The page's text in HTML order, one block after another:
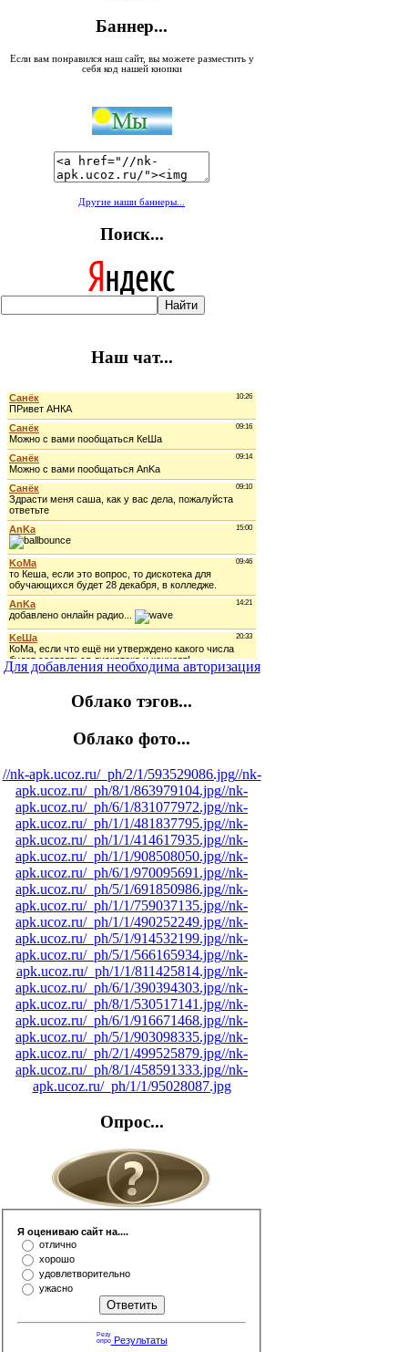
Баннер...
Если вам понравился наш сайт, вы можете разместить у
себя код нашей кнопки
Другие наши баннеры...
Поиск...
Наш чат...
Для добавления необходима авторизация
Облако тэгов...
Облако фото...
//nk-apk.ucoz.ru/_ph/2/1/593529086.jpg//nk-
apk.ucoz.ru/_ph/8/1/863979104.jpg//nk-
apk.ucoz.ru/_ph/6/1/831077972.jpg//nk-
apk.ucoz.ru/_ph/1/1/481837795.jpg//nk-
apk.ucoz.ru/_ph/1/1/414617935.jpg//nk-
apk.ucoz.ru/_ph/1/1/908508050.jpg//nk-
apk.ucoz.ru/_ph/6/1/970095691.jpg//nk-
apk.ucoz.ru/_ph/5/1/691850986.jpg//nk-
apk.ucoz.ru/_ph/1/1/759037135.jpg//nk-
apk.ucoz.ru/_ph/1/1/490252249.jpg//nk-
apk.ucoz.ru/_ph/5/1/914532199.jpg//nk-
apk.ucoz.ru/_ph/5/1/566165934.jpg//nk-
apk.ucoz.ru/_ph/1/1/811425814.jpg//nk-
apk.ucoz.ru/_ph/6/1/390394303.jpg//nk-
apk.ucoz.ru/_ph/8/1/530517141.jpg//nk-
apk.ucoz.ru/_ph/6/1/916671468.jpg//nk-
apk.ucoz.ru/_ph/5/1/903098335.jpg//nk-
apk.ucoz.ru/_ph/2/1/499525879.jpg//nk-
apk.ucoz.ru/_ph/8/1/458591333.jpg//nk-
apk.ucoz.ru/_ph/1/1/95028087.jpg
Опрос...
Я оцениваю сайт на....
отлично
хорошо
удовлетворительно
ужасно
Результаты